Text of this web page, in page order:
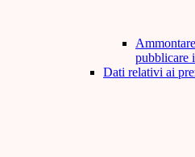
pubblicare
Dati relativi ai